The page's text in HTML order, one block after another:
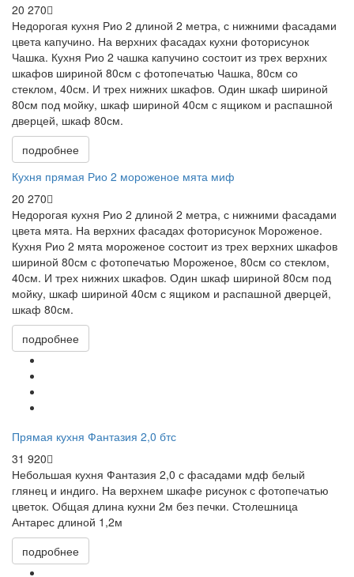
20 270
Недорогая кухня Рио 2 длиной 2 метра, с нижними фасадами
цвета капучино. На верхних фасадах кухни фоторисунок
Чашка. Кухня Рио 2 чашка капучино состоит из трех верхних
шкафов шириной 80см с фотопечатью Чашка, 80см со
стеклом, 40см. И трех нижних шкафов. Один шкаф шириной
80см под мойку, шкаф шириной 40см с ящиком и распашной
дверцей, шкаф 80см.
подробнее
Кухня прямая Рио 2 мороженое мята миф
20 270
Недорогая кухня Рио 2 длиной 2 метра, с нижними фасадами
цвета мята. На верхних фасадах фоторисунок Мороженое.
Кухня Рио 2 мята мороженое состоит из трех верхних шкафов
шириной 80см с фотопечатью Мороженое, 80см со стеклом,
40см. И трех нижних шкафов. Один шкаф шириной 80см под
мойку, шкаф шириной 40см с ящиком и распашной дверцей,
шкаф 80см.
подробнее
Прямая кухня Фантазия 2,0 бтс
31 920
Небольшая кухня Фантазия 2,0 с фасадами мдф белый
глянец и индиго. На верхнем шкафе рисунок с фотопечатью
цветок. Общая длина кухни 2м без печки. Столешница
Антарес длиной 1,2м
подробнее